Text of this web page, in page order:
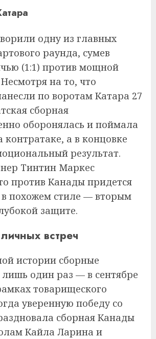
одну из главных
раунда, сумев
(1:1) против мощной
на то, что
по воротам Катара 27
сборная
оборонялась и поймала
контратаке, а в концовке
результат.
Тинтин Маркес
против Канады придется
в похожем стиле — вторым
защите.
встреч
истории сборные
лишь один раз — в сентябре
товарищеского
уверенную победу со
сборная Канады
Кайла Ларина и